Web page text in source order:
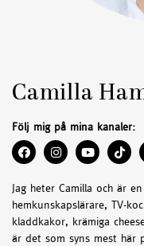
Camilla
Följ mig på mina kanaler:
Jag heter Camilla och är
hemkunskapslärare, TV-
kladdkakor, krämiga
är det som syns mest här